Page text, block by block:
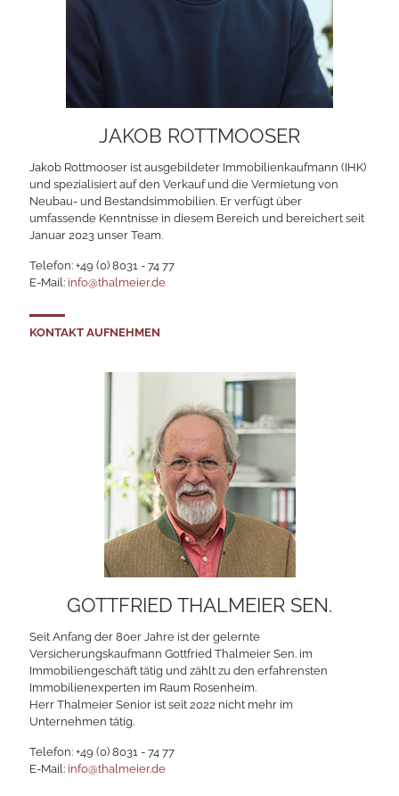
JAKOB ROTTMOOSER
Jakob Rottmooser ist ausgebildeter Immobilienkaufmann (IHK)
und spezialisiert auf den Verkauf und die Vermietung von
Neubau- und Bestandsimmobilien. Er verfügt über
umfassende Kenntnisse in diesem Bereich und bereichert seit
Januar 2023 unser Team.
Telefon: +49 (0) 8031 - 74 77
E-Mail: info@thalmeier.de
KONTAKT AUFNEHMEN
GOTTFRIED THALMEIER SEN.
Seit Anfang der 80er Jahre ist der gelernte
Versicherungskaufmann Gottfried Thalmeier Sen. im
Immobiliengeschäft tätig und zählt zu den erfahrensten
Immobilienexperten im Raum Rosenheim.
Herr Thalmeier Senior ist seit 2022 nicht mehr im
Unternehmen tätig.
Telefon: +49 (0) 8031 - 74 77
E-Mail: info@thalmeier.de